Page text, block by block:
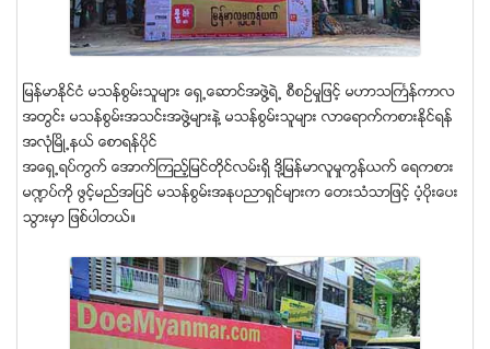
ျမန္မာႏိုင္ငံ မသန္စြမ္းသူမ်ား ေရွ႕ေဆာင္အဖြဲ႔ရဲ႕ စီစဥ္မႈျဖင့္ မဟာသႀကၤန္ကာလ
အတြင္း မသန္စြမ္းအသင္းအဖြဲ႔မ်ားနဲ႔ မသန္စြမ္းသူမ်ား လာေရာက္ကစားႏိုင္ရန္
အလံုၿမိဳ႕နယ္ ေစာရန္ပုိင္
အေရွ႕ရပ္ကြက္ ေအာက္ၾကည့္ျမင္တိုင္လမ္းရွိ ဒို႔ျမန္မာလူမႈကြန္ယက္ ေရကစား
မ႑ပ္ကို ဖြင့္မည္အျပင္ မသန္စြမ္းအႏုပညာရွင္မ်ားက ေတးသံသာျဖင့္ ပံ့ပိုးေပး
သြားမွာ ျဖစ္ပါတယ္။